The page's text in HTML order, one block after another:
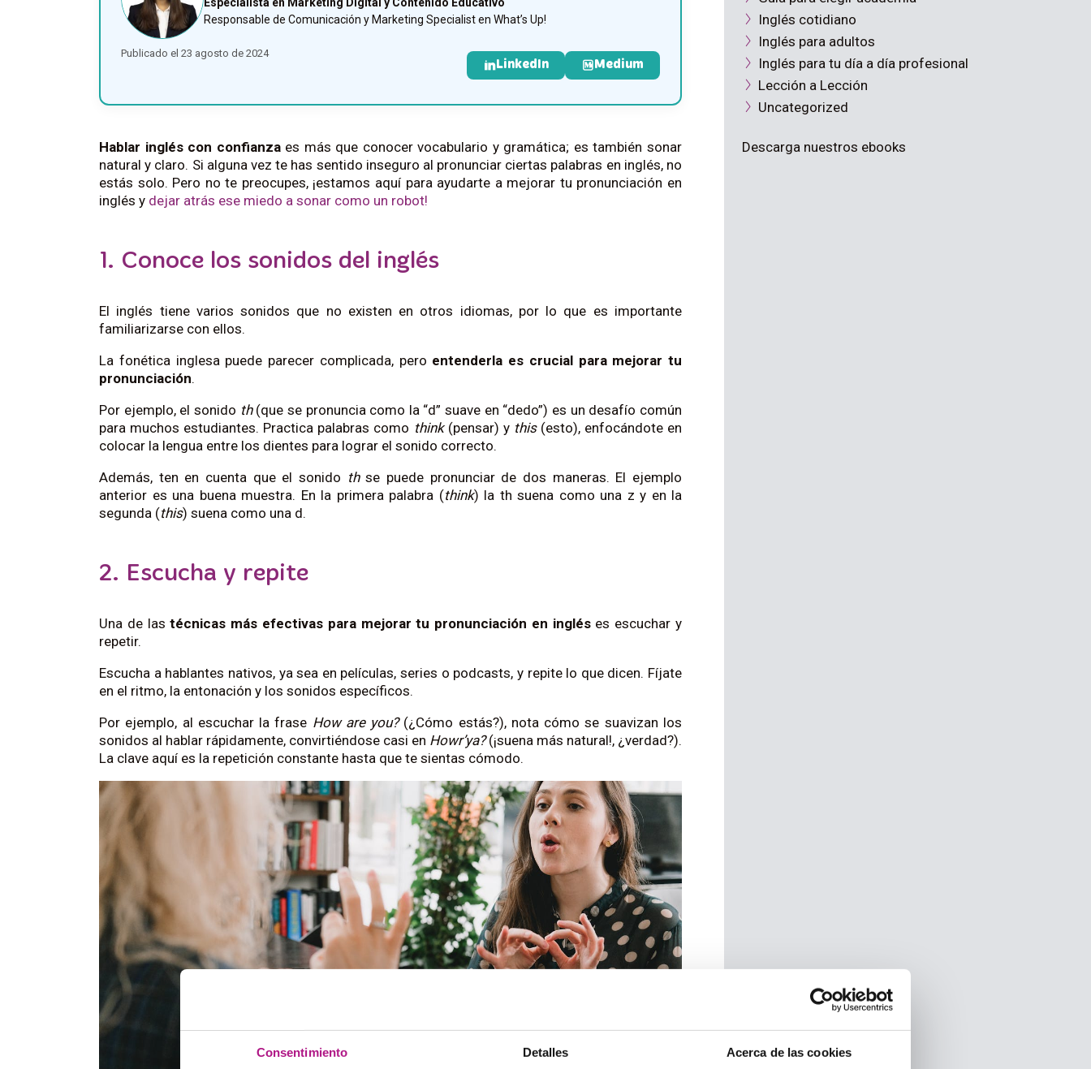
Consentimiento Detalles Acerca de las cookies
Responsable de Comunicación y Marketing Specialist en What’s Up!
Publicado el 23 agosto de 2024
LinkedIn Medium
Hablar inglés con confianzaes más que conocer vocabulario y gramática; es también sonar
natural y claro. Si alguna vez te has sentido inseguro al pronunciar ciertas palabras en inglés, no
estás solo. Pero no te preocupes, ¡estamos aquí para ayudarte a mejorar tu pronunciación en
inglés y dejar atrás ese miedo a sonar como un robot!
1. Conoce los sonidos del inglés
El inglés tiene varios sonidos que no existen en otros idiomas, por lo que es importante
familiarizarse con ellos.
La fonética inglesa puede parecer complicada, pero entenderla es crucial para mejorar tu
pronunciación.
Por ejemplo, el sonido th(que se pronuncia como la “d” suave en “dedo”) es un desafío común
para muchos estudiantes. Practica palabras como think(pensar) y this(esto), enfocándote en
colocar la lengua entre los dientes para lograr el sonido correcto.
Además, ten en cuenta que el sonido thse puede pronunciar de dos maneras. El ejemplo
anterior es una buena muestra. En la primera palabra (think) la th suena como una z y en la
segunda (this) suena como una d.
2. Escucha y repite
Una de lastécnicas más efectivas para mejorar tu pronunciación en ingléses escuchar y
repetir.
Escucha a hablantes nativos, ya sea en películas, series o podcasts, y repite lo que dicen. Fíjate
en el ritmo, la entonación y los sonidos específicos.
Por ejemplo, al escuchar la frase How are you?(¿Cómo estás?), nota cómo se suavizan los
sonidos al hablar rápidamente, convirtiéndose casi en Howr’ya?(¡suena más natural!, ¿verdad?).
La clave aquí es la repetición constante hasta que te sientas cómodo.
Inglés cotidiano
Inglés para adultos
Inglés para tu día a día profesional
Lección a Lección
Uncategorized
Descarga nuestros ebooks